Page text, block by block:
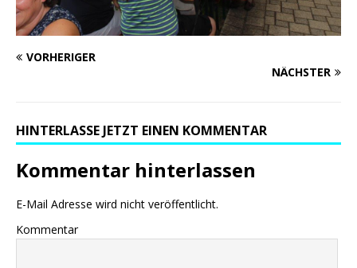
VORHERIGER
NÄCHSTER
HINTERLASSE JETZT EINEN KOMMENTAR
Kommentar hinterlassen
E-Mail Adresse wird nicht veröffentlicht.
Kommentar